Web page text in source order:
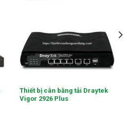
Thiết bị cân bằng tải Draytek
Vigor 2926 Plus